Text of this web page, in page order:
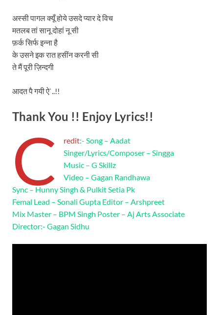
अस्सी पागल क्यूँ होये उसदे प्यार दे विच
मतलब तां सानू दोहां नू सी
फ़र्क सिर्फ इन्ना है
के उसने इक रात हसींन करनी सी
ते मैं पूरी ज़िन्दगी
आदत पै गयी ऐ`..!!
Thank You !! Enjoy Lyrics!!
C redit:- Song – Aadat
Singer/Lyrics/Composer – Singga
Music – G Skillz
Video – Gagan Randhawa
Sync – Hunny Singh & Pulkit Setia Pk
Femal Lead – Sonali Gupta Editor – Arshpreet
Mix Master – BPM Singh Poster – Aj Arts Associate
Director:- Gagan Sidhu